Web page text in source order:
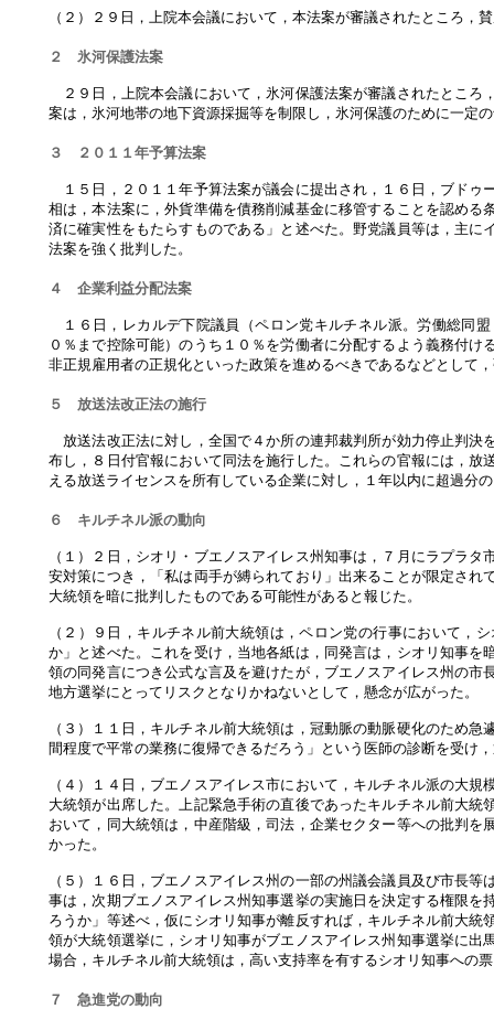
（２）２９日，上院本会議において，本法案が審議されたところ，
２ 氷河保護法案
２９日，上院本会議において，氷河保護法案が審議されたところ
案は，氷河地帯の地下資源採掘等を制限し，氷河保護のために一定
３ ２０１１年予算法案
１５日，２０１１年予算法案が議会に提出され，１６日，ブドゥ
相は，本法案に，外貨準備を債務削減基金に移管することを認め
済に確実性をもたらすものである」と述べた。野党議員等は，主
法案を強く批判した。
４ 企業利益分配法案
１６日，レカルデ下院議員（ペロン党キルチネル派。労働総同
０％まで控除可能）のうち１０％を労働者に分配するよう義務付
非正規雇用者の正規化といった政策を進めるべきであるなどとして
５ 放送法改正法の施行
放送法改正法に対し，全国で４か所の連邦裁判所が効力停止判決
布し，８日付官報において同法を施行した。これらの官報には，
える放送ライセンスを所有している企業に対し，１年以内に超過分
６ キルチネル派の動向
（１）２日，シオリ・ブエノスアイレス州知事は，７月にラプラ
安対策につき，「私は両手が縛られており」出来ることが限定さ
大統領を暗に批判したものである可能性があると報じた。
（２）９日，キルチネル前大統領は，ペロン党の行事において，
か」と述べた。これを受け，当地各紙は，同発言は，シオリ知事
領の同発言につき公式な言及を避けたが，ブエノスアイレス州の
地方選挙にとってリスクとなりかねないとして，懸念が広がった。
（３）１１日，キルチネル前大統領は，冠動脈の動脈硬化のため
間程度で平常の業務に復帰できるだろう」という医師の診断を受け
（４）１４日，ブエノスアイレス市において，キルチネル派の大
大統領が出席した。上記緊急手術の直後であったキルチネル前大
おいて，同大統領は，中産階級，司法，企業セクター等への批判
かった。
（５）１６日，ブエノスアイレス州の一部の州議会議員及び市長
事は，次期ブエノスアイレス州知事選挙の実施日を決定する権限
ろうか」等述べ，仮にシオリ知事が離反すれば，キルチネル前大
領が大統領選挙に，シオリ知事がブエノスアイレス州知事選挙に
場合，キルチネル前大統領は，高い支持率を有するシオリ知事への
７ 急進党の動向